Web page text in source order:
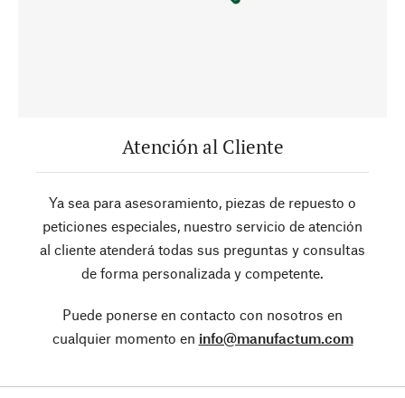
Atención al Cliente
Ya sea para asesoramiento, piezas de repuesto o
peticiones especiales, nuestro servicio de atención
al cliente atenderá todas sus preguntas y consultas
de forma personalizada y competente.
Puede ponerse en contacto con nosotros en
cualquier momento en info@manufactum.com